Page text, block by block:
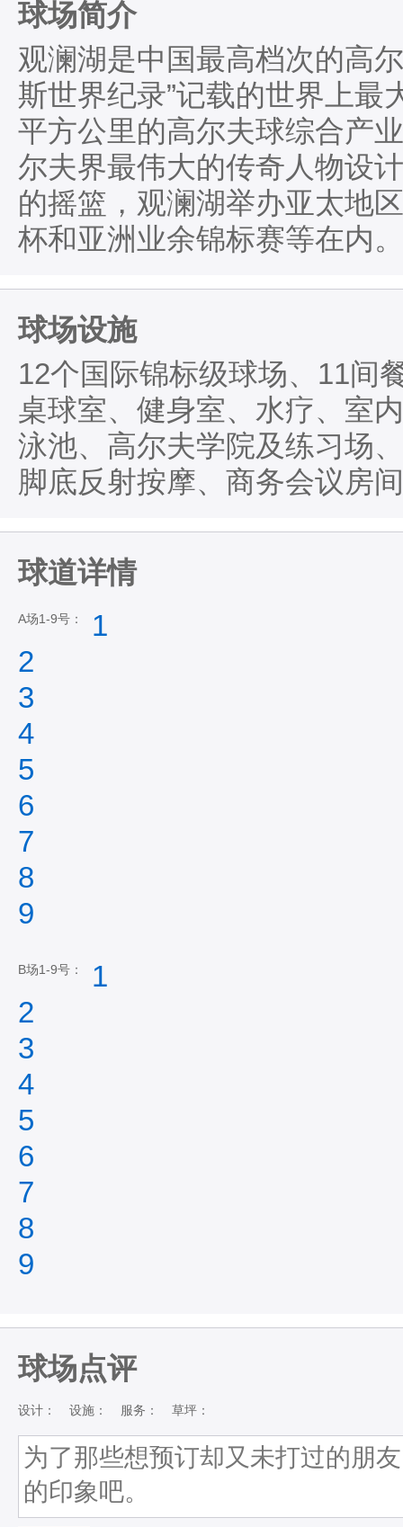
球场简介
观澜湖是中国最高档次的高
斯世界纪录”记载的世界上
平方公里的高尔夫球综合产
尔夫界最伟大的传奇人物设
的摇篮，观澜湖举办亚太地
杯和亚洲业余锦标赛等在内。
球场设施
12个国际锦标级球场、11间
桌球室、健身室、水疗、室
泳池、高尔夫学院及练习场
脚底反射按摩、商务会议房
球道详情
A场1-9号：
1
2
3
4
5
6
7
8
9
B场1-9号：
1
2
3
4
5
6
7
8
9
球场点评
设计： 设施： 服务： 草坪：